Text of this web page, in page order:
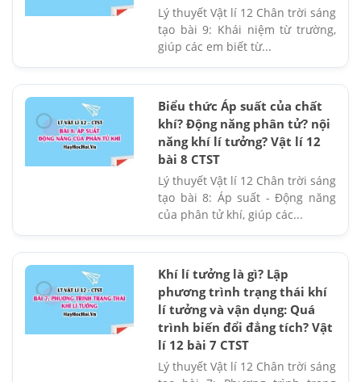
Lý thuyết Vật lí 12 Chân trời sáng
tạo bài 9: Khái niệm từ trường,
giúp các em biết từ...
Biểu thức Áp suất của chất
khí? Động năng phân tử? nội
năng khí lí tưởng? Vật lí 12
bài 8 CTST
Lý thuyết Vật lí 12 Chân trời sáng
tạo bài 8: Áp suất - Động năng
của phân tử khí, giúp các...
Khí lí tưởng là gì? Lập
phương trình trạng thái khí
lí tưởng và vận dụng: Quá
trình biến đổi đẳng tích? Vật
lí 12 bài 7 CTST
Lý thuyết Vật lí 12 Chân trời sáng